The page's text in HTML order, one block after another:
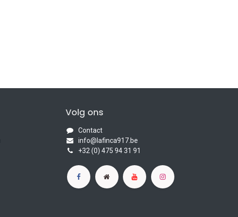
Volg ons
Contact
info@lafinca917.be
+32 (0) 475 94 31 91